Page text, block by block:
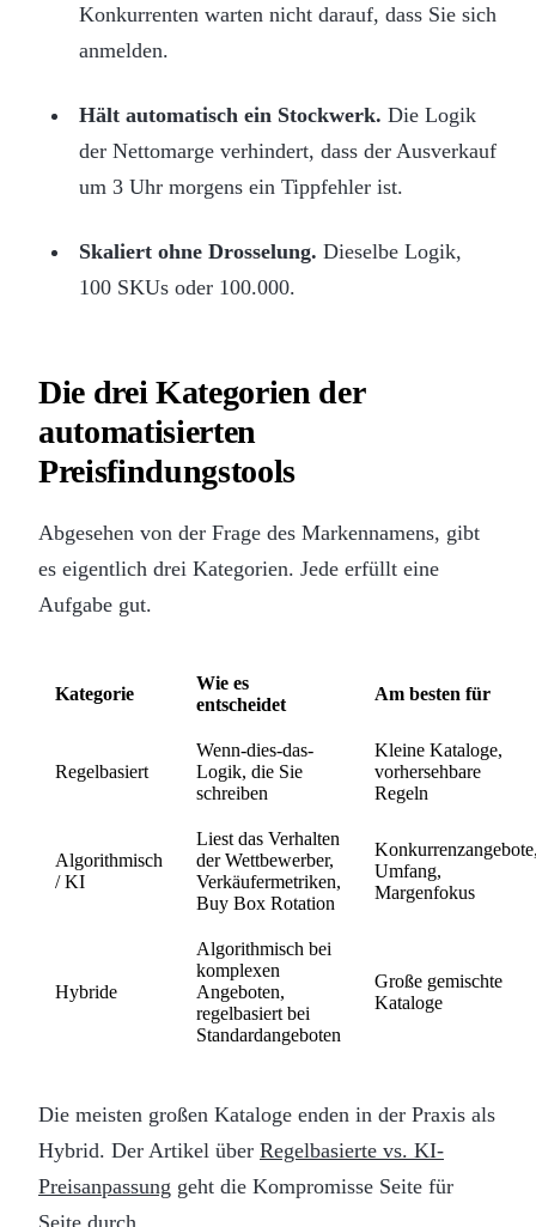
Konkurrenten warten nicht darauf, dass Sie sich
anmelden.
Hält automatisch ein Stockwerk. Die Logik
der Nettomarge verhindert, dass der Ausverkauf
um 3 Uhr morgens ein Tippfehler ist.
Skaliert ohne Drosselung. Dieselbe Logik,
100 SKUs oder 100.000.
Die drei Kategorien der
automatisierten
Preisfindungstools
Abgesehen von der Frage des Markennamens, gibt
es eigentlich drei Kategorien. Jede erfüllt eine
Aufgabe gut.
Kategorie
Wie es
entscheidet
Am besten für
Regelbasiert
Wenn-dies-das-
Logik, die Sie
schreiben
Kleine Kataloge,
vorhersehbare
Regeln
Algorithmisch
/ KI
Liest das Verhalten
der Wettbewerber,
Verkäufermetriken,
Buy Box Rotation
Umfang,
Margenfokus
Hybride
Algorithmisch bei
komplexen
Angeboten,
regelbasiert bei
Standardangeboten
Große gemischte
Kataloge
Die meisten großen Kataloge enden in der Praxis als
Hybrid. Der Artikel über Regelbasierte vs. KI-
Preisanpassung geht die Kompromisse Seite für
Seite durch.